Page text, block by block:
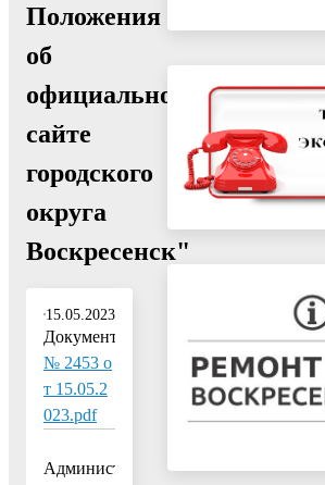
Положения
об
официальном
сайте
городского
округа
Воскресенск"
15.05.2023
Документ:
№ 2453 о
т 15.05.2
023.pdf
Администрация